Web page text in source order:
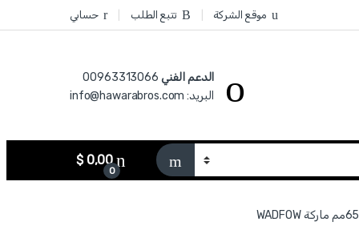
موقع الشركة تتبع الطلب حسابي
الدعم الفني 00963313066‏
البريد: info@hawarabros.com
0
$0,00